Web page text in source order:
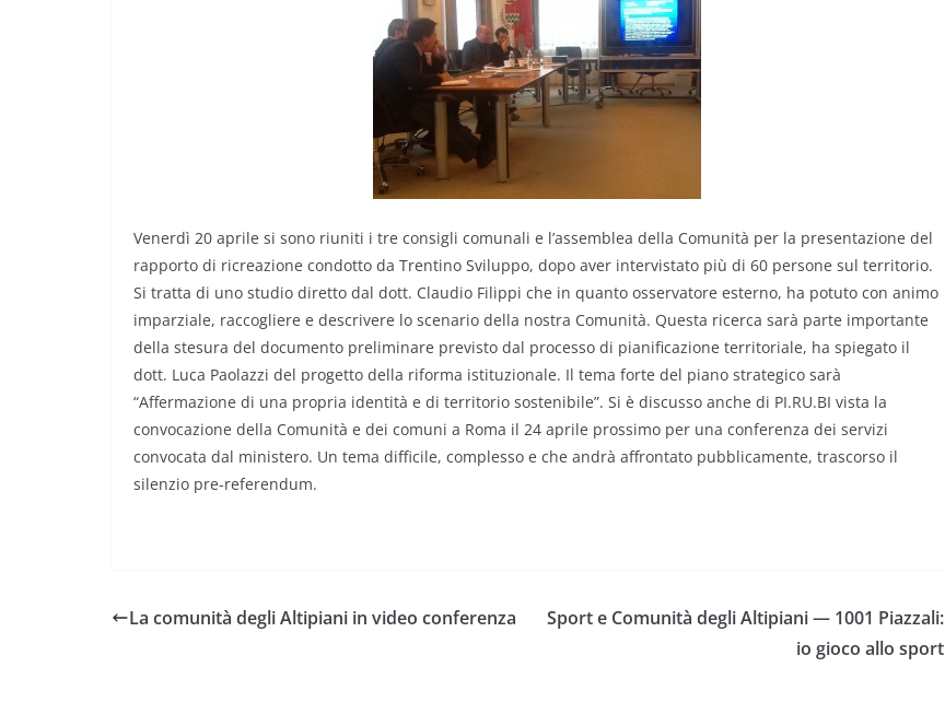
Venerdì 20 aprile si sono riuniti i tre consigli comunali e l’assemblea della Comunità per la presentazione del
rapporto di ricreazione condotto da Trentino Sviluppo, dopo aver intervistato più di 60 persone sul territorio.
Si tratta di uno studio diretto dal dott. Claudio Filippi che in quanto osservatore esterno, ha potuto con animo
imparziale, raccogliere e descrivere lo scenario della nostra Comunità. Questa ricerca sarà parte importante
della stesura del documento preliminare previsto dal processo di pianificazione territoriale, ha spiegato il
dott. Luca Paolazzi del progetto della riforma istituzionale. Il tema forte del piano strategico sarà
“Affermazione di una propria identità e di territorio sostenibile”. Si è discusso anche di PI.RU.BI vista la
convocazione della Comunità e dei comuni a Roma il 24 aprile prossimo per una conferenza dei servizi
convocata dal ministero. Un tema difficile, complesso e che andrà affrontato pubblicamente, trascorso il
silenzio pre-referendum.
La comunità degli Altipiani in video conferenza
Sport e Comunità degli Altipiani — 1001 Piazzali:
io gioco allo sport